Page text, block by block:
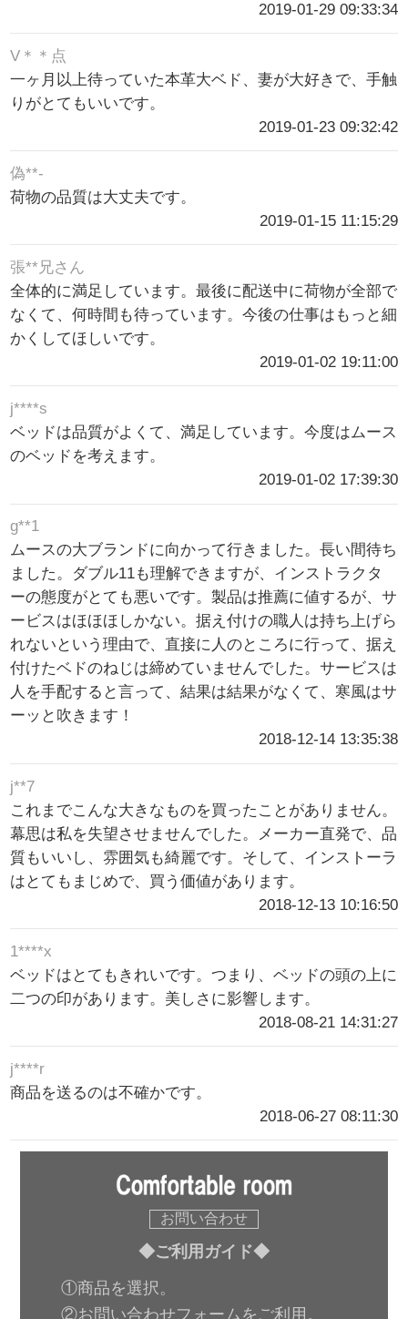
2019-01-29 09:33:34
V＊＊点
一ヶ月以上待っていた本革大ベド、妻が大好きで、手触
りがとてもいいです。
2019-01-23 09:32:42
偽**-
荷物の品質は大丈夫です。
2019-01-15 11:15:29
張**兄さん
全体的に満足しています。最後に配送中に荷物が全部で
なくて、何時間も待っています。今後の仕事はもっと細
かくしてほしいです。
2019-01-02 19:11:00
j****s
ベッドは品質がよくて、満足しています。今度はムース
のベッドを考えます。
2019-01-02 17:39:30
g**1
ムースの大ブランドに向かって行きました。長い間待ち
ました。ダブル11も理解できますが、インストラクタ
ーの態度がとても悪いです。製品は推薦に値するが、サ
ービスはほほほしかない。据え付けの職人は持ち上げら
れないという理由で、直接に人のところに行って、据え
付けたベドのねじは締めていませんでした。サービスは
人を手配すると言って、結果は結果がなくて、寒風はサ
ーッと吹きます！
2018-12-14 13:35:38
j**7
これまでこんな大きなものを買ったことがありません。
幕思は私を失望させませんでした。メーカー直発で、品
質もいいし、雰囲気も綺麗です。そして、インストーラ
はとてもまじめで、買う価値があります。
2018-12-13 10:16:50
1****x
ベッドはとてもきれいです。つまり、ベッドの頭の上に
二つの印があります。美しさに影響します。
2018-08-21 14:31:27
j****r
商品を送るのは不確かです。
2018-06-27 08:11:30
お問い合わせ
◆ご利用ガイド◆
①商品を選択。
②お問い合わせフォームをご利用。